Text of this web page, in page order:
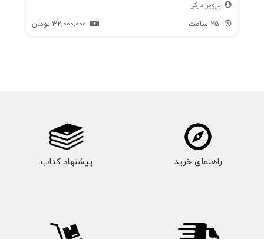
پرویز درگی
32,000,000 تومان
راهنمای خرید پیشنهاد کتاب